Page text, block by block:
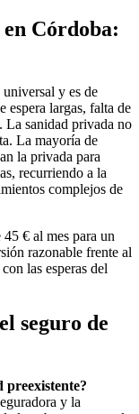
Córdoba:
y es de
espera largas, falta de
La sanidad privada no
La mayoría de
la privada para
recurriendo a la
complejos de
€ al mes para un
razonable frente al
las esperas del
seguro de
preexistente?
y la